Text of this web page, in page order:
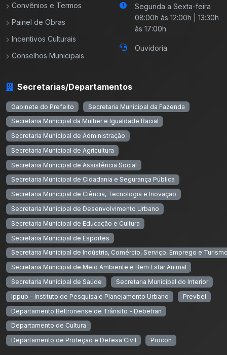
Convênios e Termos
Painel de Obras
Incentivos Culturais
Conselhos Municipais
Segunda a Sexta-feira
08:00h às 12:00h | 13:30h
às 17:00h
Ouvidoria
Secretarias/Departamentos
Gabinete do Prefeito
Secretaria Municipal da Fazenda
Secretaria Municipal da Mulher e Igualdade Racial
Secretaria Municipal de Administração
Secretaria Municipal de Agricultura
Secretaria Municipal de Assistência Social
Secretaria Municipal de Cidadania e Segurança Pública
Secretaria Municipal de Ciência, Tecnologia e Inovação
Secretaria Municipal de Desenvolvimento Urbano
Secretaria Municipal de Educação e Cultura
Secretaria Municipal de Esportes
Secretaria Municipal de Indústria, Comércio, Serviço, Emprego e
Secretaria Municipal de Meio Ambiente e Bem Estar Animal
Secretaria Municipal de Saúde
Secretaria Municipal do Interior
Ippub - Instituto de Pesquisa e Planejamento Urbano
Prevbel
Departamento Beltronense de Trânsito - Debetran
Departamento de Cultura
Departamento de Proteção e Defesa Civil
Procon